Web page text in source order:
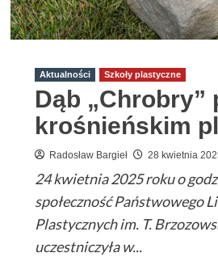
Aktualności Szkoły plastyczne
Dąb „Chrobry”
krośnieńskim
Radosław Bargieł 28 kwietnia
24 kwietnia 2025 roku o
społeczność Państwowego
Plastycznych im. T.
uczestniczyła w...